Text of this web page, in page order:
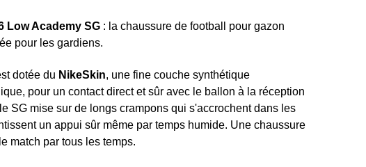
Low Academy SG : la chaussure de football pour gazon
pour les gardiens.
dotée du NikeSkin, une fine couche synthétique
pour un contact direct et sûr avec le ballon à la réception
SG mise sur de longs crampons qui s'accrochent dans les
un appui sûr même par temps humide. Une chaussure
match par tous les temps.